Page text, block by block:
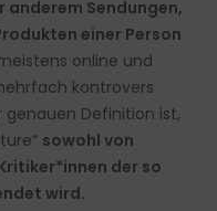
Sendungen,
einer Person
online und
kontrovers
genauen Definition ist,
sowohl von
der so
wird.